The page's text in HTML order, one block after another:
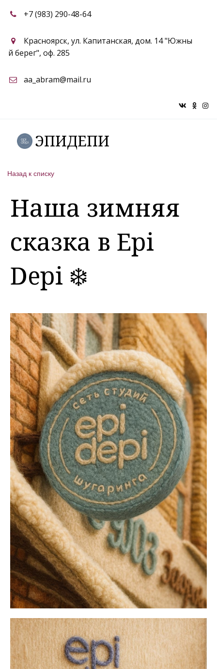
+7 (983) 290-48-64
Красноярск, ул. Капитанская, дом. 14 "Южны
й берег", оф. 285
aa_abram@mail.ru
ЭПИДЕПИ
Назад к списку
Наша зимняя
сказка в Epi
Depi ❄️